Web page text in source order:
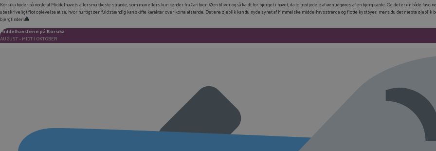
Korsika byder på nogle af Middelhavets allersmukkeste strande, som man ellers kun kender fra Caribien. Øen bliver også kaldt forbjerget i havet, da to tredjedele af øen udgøres af en bjergkæde. Og det er en både
ubeskriveligt flot oplevelse at se, hvor hurtigt øen fuldstændig kan skifte karakter over korte afstande. Det ene øjeblik kan du nyde synet af himmelske middelhavsstrande og flotte kystbyer, mens du det næste øjeblik
bjergtinder!
Middelhavsferie på Korsika
AUGUST – MIDT I OKTOBER